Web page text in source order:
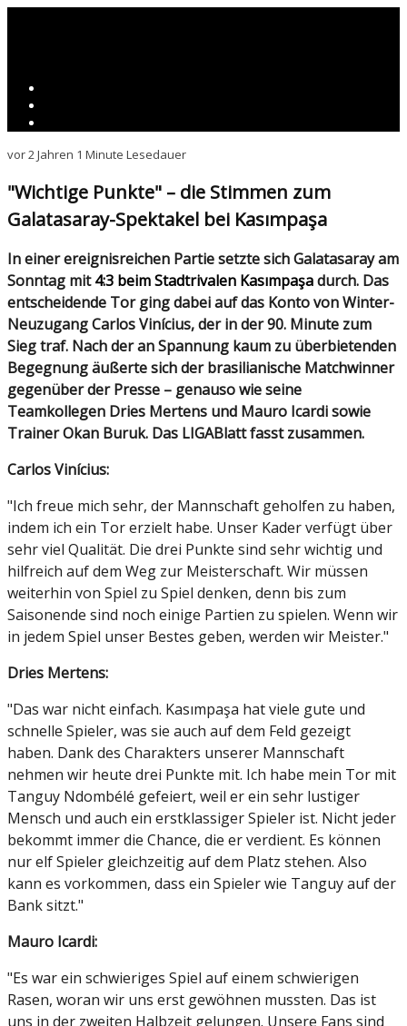
vor 2 Jahren 1 Minute Lesedauer
"Wichtige Punkte" – die Stimmen zum
Galatasaray-Spektakel bei Kasımpaşa
In einer ereignisreichen Partie setzte sich Galatasaray am
Sonntag mit4:3 beim Stadtrivalen Kasımpaşadurch. Das
entscheidende Tor ging dabei auf das Konto von Winter-
Neuzugang Carlos Vinícius, der in der 90. Minute zum
Sieg traf. Nach der an Spannung kaum zu überbietenden
Begegnung äußerte sich der brasilianische Matchwinner
gegenüber der Presse – genauso wie seine
Teamkollegen Dries Mertens und Mauro Icardi sowie
Trainer Okan Buruk. Das LIGABlatt fasst zusammen.
Carlos Vinícius:
"Ich freue mich sehr, der Mannschaft geholfen zu haben,
indem ich ein Tor erzielt habe. Unser Kader verfügt über
sehr viel Qualität. Die drei Punkte sind sehr wichtig und
hilfreich auf dem Weg zur Meisterschaft. Wir müssen
weiterhin von Spiel zu Spiel denken, denn bis zum
Saisonende sind noch einige Partien zu spielen. Wenn wir
in jedem Spiel unser Bestes geben, werden wir Meister."
Dries Mertens:
"Das war nicht einfach. Kasımpaşa hat viele gute und
schnelle Spieler, was sie auch auf dem Feld gezeigt
haben. Dank des Charakters unserer Mannschaft
nehmen wir heute drei Punkte mit. Ich habe mein Tor mit
Tanguy Ndombélé gefeiert, weil er ein sehr lustiger
Mensch und auch ein erstklassiger Spieler ist. Nicht jeder
bekommt immer die Chance, die er verdient. Es können
nur elf Spieler gleichzeitig auf dem Platz stehen. Also
kann es vorkommen, dass ein Spieler wie Tanguy auf der
Bank sitzt."
Mauro Icardi:
"Es war ein schwieriges Spiel auf einem schwierigen
Rasen, woran wir uns erst gewöhnen mussten. Das ist
uns in der zweiten Halbzeit gelungen. Unsere Fans sind